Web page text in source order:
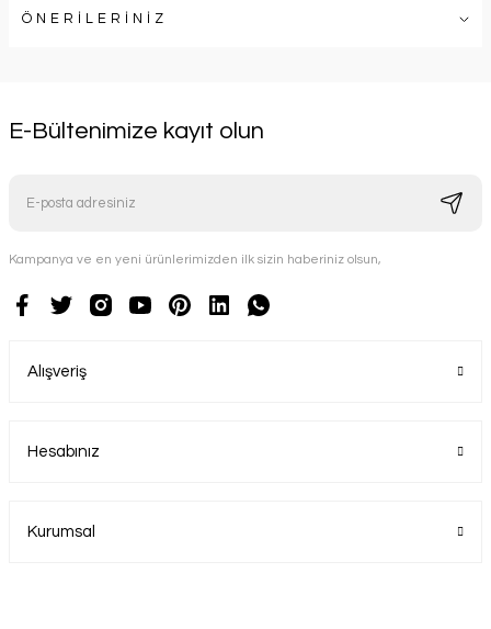
ÖNERİLERİNİZ
E-Bültenimize kayıt olun
Kampanya ve en yeni ürünlerimizden ilk sizin haberiniz olsun,
Alışveriş
Hesabınız
Kurumsal